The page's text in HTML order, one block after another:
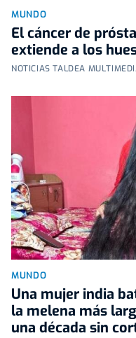
MUNDO
El cáncer de
extiende a los
NOTICIAS TALDEA
MUNDO
Una mujer india
la melena más
una década sin